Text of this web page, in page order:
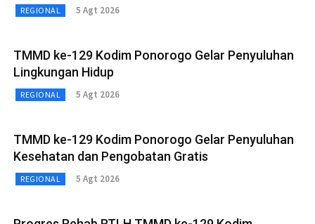
REGIONAL 5 Agt 2026
TMMD ke-129 Kodim Ponorogo Gelar Penyuluhan
Lingkungan Hidup
REGIONAL 5 Agt 2026
TMMD ke-129 Kodim Ponorogo Gelar Penyuluhan
Kesehatan dan Pengobatan Gratis
REGIONAL 5 Agt 2026